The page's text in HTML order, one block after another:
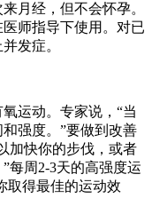
月经，但不会怀孕。
师指导下使用。对已
发症。
运动。专家说，“当
强度。”要做到改善
加快你的步伐，或者
每周2-3天的高强度运
取得最佳的运动效